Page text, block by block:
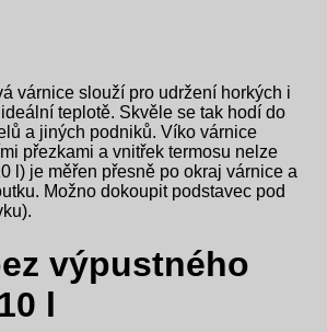
várnice slouží pro udržení horkých i
teplotě. Skvěle se tak hodí do
a jiných podniků. Víko várnice
přezkami a vnitřek termosu nelze
l) je měřen přesně po okraj várnice a
Možno dokoupit podstavec pod
výpustného
l